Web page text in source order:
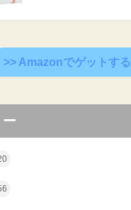
>> Amazonでゲットする